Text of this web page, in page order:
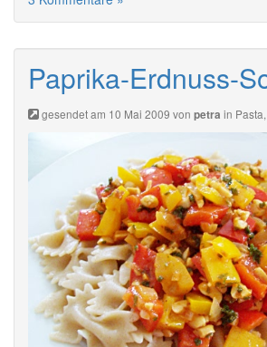
Paprika-Erdnuss-
gesendet am 10 Mai 2009 von petra in Pasta,